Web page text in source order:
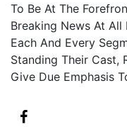
To Be At The
Breaking News At
Each And Every
Standing Their Cast,
Give Due Emphasis